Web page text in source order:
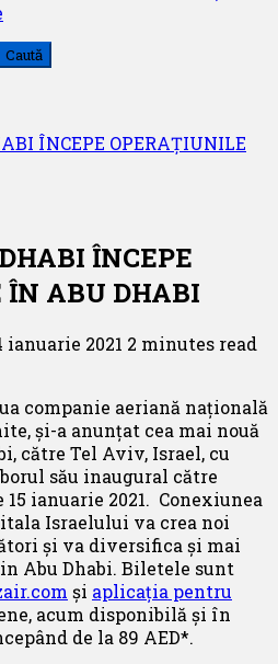
ÎNCEPE OPERAȚIUNILE
ÎNCEPE
ÎN ABU DHABI
ianuarie 2021 2 minutes read
companie aeriană națională
și-a anunțat cea mai nouă
către Tel Aviv, Israel, cu
său inaugural către
ianuarie 2021. Conexiunea
Israelului va crea noi
și va diversifica și mai
Abu Dhabi. Biletele sunt
și aplicația pentru
acum disponibilă și în
de la 89 AED*.